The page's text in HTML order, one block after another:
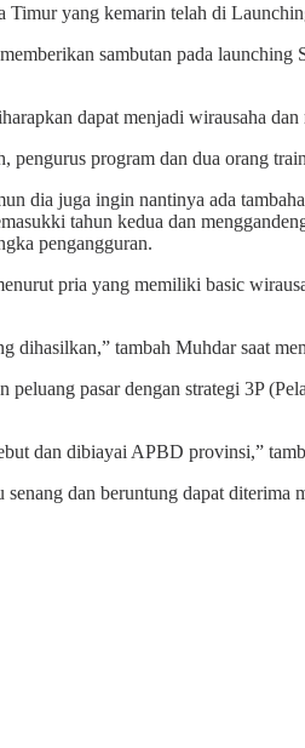
yang kemarin telah di
sambutan pada
dapat menjadi wirausaha
pengurus program dan dua orang
dia juga ingin nantinya ada
tahun kedua dan
pengangguran.
pria yang memiliki basic
tambah Muhdar saat
pasar dengan strategi 3P
dan dibiayai APBD provinsi,”
dan beruntung dapat